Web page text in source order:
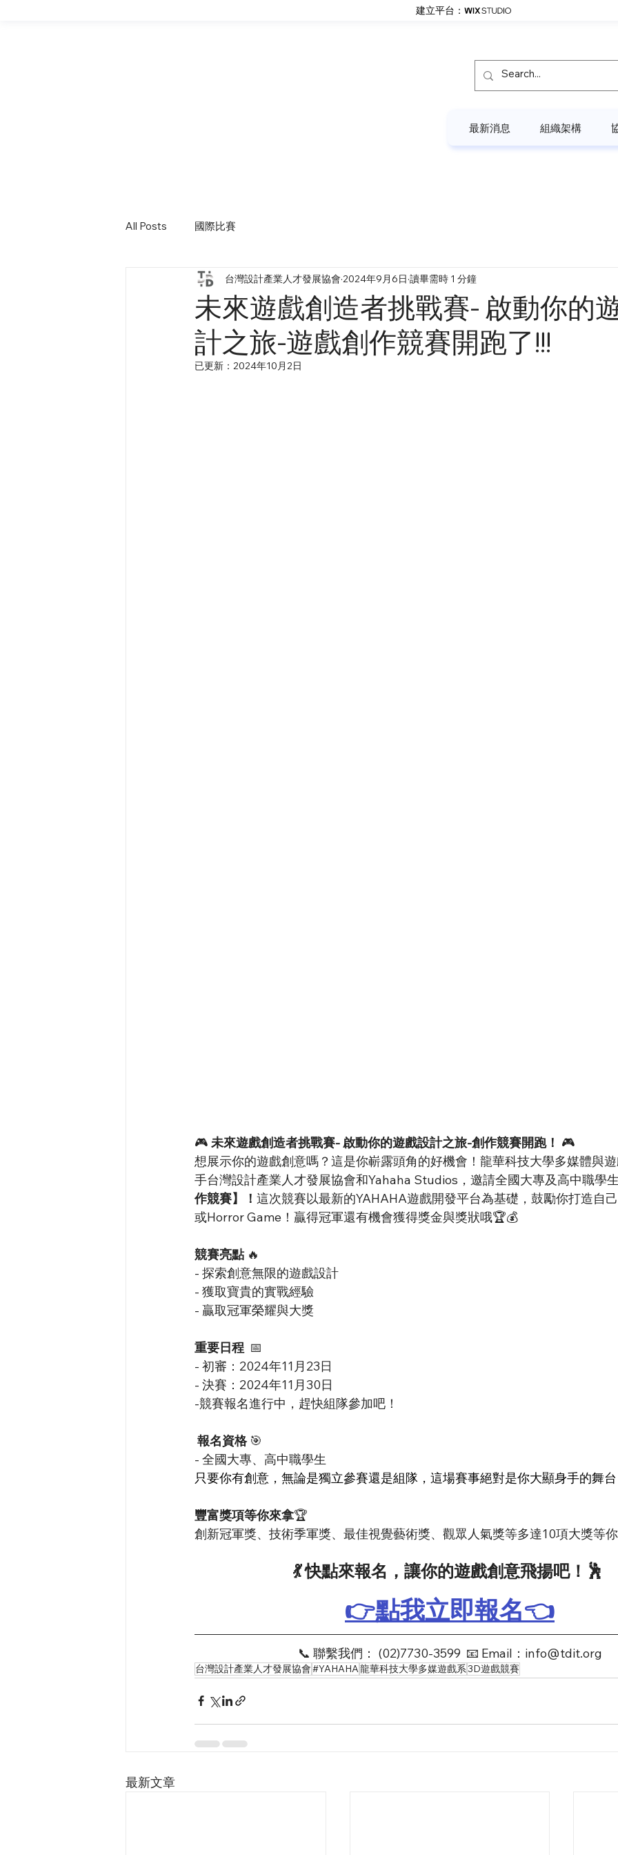
建立平台：
最新消息 組織架構
All Posts 國際比賽
未來遊戲創造者挑戰賽- 啟動你的
計之旅-遊戲創作競賽開跑了!!!
台灣設計產業人才發展協會 2024年9月6日 讀畢需時 1 分鐘
已更新： 2024年10月2日
🎮 未來遊戲創造者挑戰賽- 啟動你的遊戲設計之旅-創作競賽開跑！ 🎮
想展示你的遊戲創意嗎？這是你嶄露頭角的好機會！龍華科技大學多媒體與
手台灣設計產業人才發展協會和Yahaha Studios，邀請全國大專及高中職學
作競賽】！ 這次競賽以最新的YAHAHA遊戲開發平台為基礎，鼓勵你打造自
或Horror Game！贏得冠軍還有機會獲得獎金與獎狀哦🏆💰
競賽亮點 🔥
- 探索創意無限的遊戲設計
- 獲取寶貴的實戰經驗
- 贏取冠軍榮耀與大獎
重要日程 📅
- 初審：2024年11月23日
- 決賽：2024年11月30日
-競賽報名進行中，趕快組隊參加吧！
報名資格 🎯
- 全國大專、高中職學生
只要你有創意，無論是獨立參賽還是組隊，這場賽事絕對是你大顯身手的舞
豐富獎項等你來拿🏆
創新冠軍獎、技術季軍獎、最佳視覺藝術獎、觀眾人氣獎等多達10項大獎等
💃 快點來報名，讓你的遊戲創意飛揚吧！🕺
👉點我立即報名👈
📞 聯繫我們： (02)7730-3599  📧 Email：info@tdit.org
台灣設計產業人才發展協會#YAHAHA龍華科技大學多媒遊戲系3D遊戲競賽
最新文章